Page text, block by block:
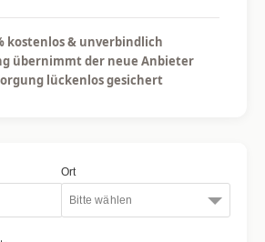
kostenlos & unverbindlich
übernimmt der neue Anbieter
lückenlos gesichert